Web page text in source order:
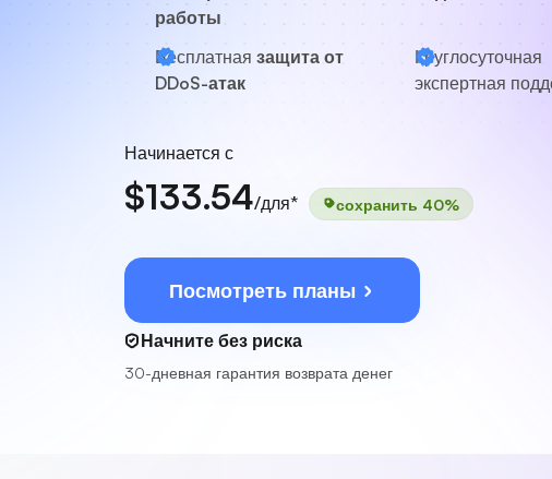
работы
Бесплатная защита от
DDoS-атак
Круглосуточная
экспертная
Начинается с
$133.54/для* сохранить 40%
Посмотреть планы
Начните без риска
30-дневная гарантия возврата денег